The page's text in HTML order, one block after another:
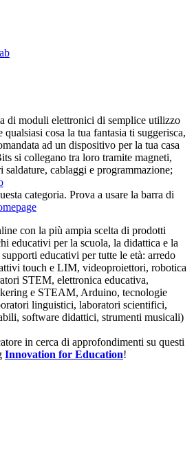
di moduli elettronici di semplice utilizzo
qualsiasi cosa la tua fantasia ti suggerisca,
ad un dispositivo per la tua casa
si collegano tra loro tramite magneti,
saldature, cablaggi e programmazione;
categoria. Prova a usare la barra di
con la più ampia scelta di prodotti
educativi per la scuola, la didattica e la
educativi per tutte le età: arredo
touch e LIM, videoproiettori, robotica
STEM, elettronica educativa,
e STEAM, Arduino, tecnologie
linguistici, laboratori scientifici,
software didattici, strumenti musicali)
in cerca di approfondimenti su questi
Innovation for Education!